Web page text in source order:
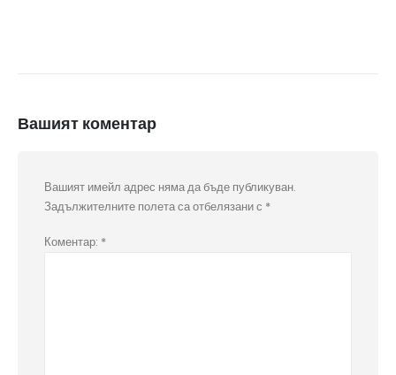
Вашият коментар
Вашият имейл адрес няма да бъде публикуван.
Задължителните полета са отбелязани с *
Коментар: *